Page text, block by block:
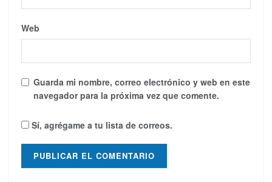
Web
Guarda mi nombre, correo electrónico y web en este
navegador para la próxima vez que comente.
Sí, agrégame a tu lista de correos.